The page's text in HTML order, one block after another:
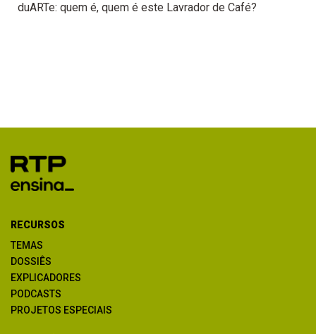
duARTe: quem é, quem é este Lavrador de Café?
RECURSOS
TEMAS
DOSSIÊS
EXPLICADORES
PODCASTS
PROJETOS ESPECIAIS